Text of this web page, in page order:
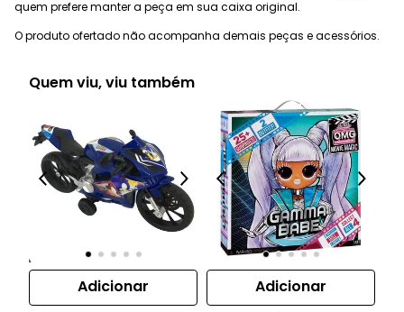
quem prefere manter a peça em sua caixa original.
O produto ofertado não acompanha demais peças e acessórios.
Quem viu, viu também
Adicionar Adicionar